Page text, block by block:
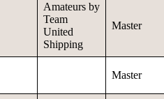
Amateurs by
Team
United
Shipping
Master
Master